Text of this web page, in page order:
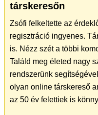
társkeresőn
Zsófi felkeltette az
regisztráció ingyenes.
is. Nézz szét a többi
Találd meg életed nagy
rendszerünk
olyan online társkereső
az 50 év felettiek is